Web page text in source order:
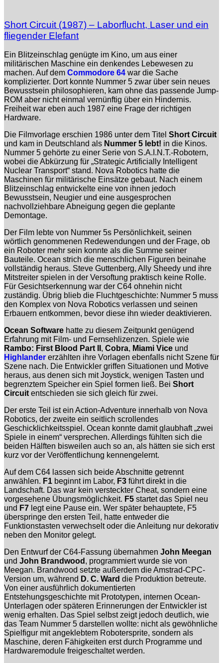
Short Circuit (1987) – Laborflucht, Laser und ein
fliegender Elefant
Ein Blitzeinschlag genügte im Kino, um aus einer
militärischen Maschine ein denkendes Lebewesen zu
machen. Auf dem Commodore 64 war die Sache
komplizierter. Dort konnte Nummer 5 zwar über sein neues
Bewusstsein philosophieren, kam ohne das passende Jump-
ROM aber nicht einmal vernünftig über ein Hindernis.
Freiheit war eben auch 1987 eine Frage der richtigen
Hardware.
Die Filmvorlage erschien 1986 unter dem Titel Short Circuit
und kam in Deutschland als Nummer 5 lebt! in die Kinos.
Nummer 5 gehörte zu einer Serie von S.A.I.N.T.-Robotern,
wobei die Abkürzung für „Strategic Artificially Intelligent
Nuclear Transport“ stand. Nova Robotics hatte die
Maschinen für militärische Einsätze gebaut. Nach einem
Blitzeinschlag entwickelte eine von ihnen jedoch
Bewusstsein, Neugier und eine ausgesprochen
nachvollziehbare Abneigung gegen die geplante
Demontage.
Der Film lebte von Nummer 5s Persönlichkeit, seinen
wörtlich genommenen Redewendungen und der Frage, ob
ein Roboter mehr sein konnte als die Summe seiner
Bauteile. Ocean strich die menschlichen Figuren beinahe
vollständig heraus. Steve Guttenberg, Ally Sheedy und ihre
Mitstreiter spielen in der Versoftung praktisch keine Rolle.
Für Gesichtserkennung war der C64 ohnehin nicht
zuständig. Übrig blieb die Fluchtgeschichte: Nummer 5 muss
den Komplex von Nova Robotics verlassen und seinen
Erbauern entkommen, bevor diese ihn wieder deaktivieren.
Ocean Software hatte zu diesem Zeitpunkt genügend
Erfahrung mit Film- und Fernsehlizenzen. Spiele wie
Rambo: First Blood Part II , Cobra, Miami Vice und
Highlander erzählten ihre Vorlagen ebenfalls nicht Szene für
Szene nach. Die Entwickler griffen Situationen und Motive
heraus, aus denen sich mit Joystick, wenigen Tasten und
begrenztem Speicher ein Spiel formen ließ. Bei Short
Circuit entschieden sie sich gleich für zwei.
Der erste Teil ist ein Action-Adventure innerhalb von Nova
Robotics, der zweite ein seitlich scrollendes
Geschicklichkeitsspiel. Ocean konnte damit glaubhaft „zwei
Spiele in einem“ versprechen. Allerdings fühlten sich die
beiden Hälften bisweilen auch so an, als hätten sie sich erst
kurz vor der Veröffentlichung kennengelernt.
Auf dem C64 lassen sich beide Abschnitte getrennt
anwählen. F1 beginnt im Labor, F3 führt direkt in die
Landschaft. Das war kein versteckter Cheat, sondern eine
vorgesehene Übungsmöglichkeit. F5 startet das Spiel neu
und F7 legt eine Pause ein. Wer später behauptete, F5
überspringe den ersten Teil, hatte entweder die
Funktionstasten verwechselt oder die Anleitung nur dekorativ
neben den Monitor gelegt.
Den Entwurf der C64-Fassung übernahmen John Meegan
und John Brandwood , programmiert wurde sie von
Meegan. Brandwood setzte außerdem die Amstrad-CPC-
Version um, während D. C. Ward die Produktion betreute.
Von einer ausführlich dokumentierten
Entstehungsgeschichte mit Prototypen, internen Ocean-
Unterlagen oder späteren Erinnerungen der Entwickler ist
wenig erhalten. Das Spiel selbst zeigt jedoch deutlich, wie
das Team Nummer 5 darstellen wollte: nicht als gewöhnliche
Spielfigur mit angeklebtem Robotersprite, sondern als
Maschine, deren Fähigkeiten erst durch Programme und
Hardwaremodule freigeschaltet werden.